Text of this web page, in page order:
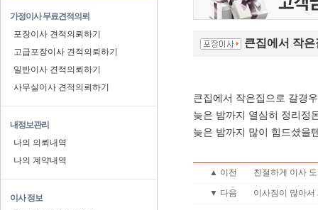
가정이사 무료견적의뢰
포장이사 견적의뢰하기
고급포장이사 견적의뢰하기
일반이사 견적의뢰하기
사무실이사 견적의뢰하기
내정보관리
나의 의뢰내역
나의 계약내역
이사 정보
큰집에서 작
큰집에서 작은집으로 갈경
늦은 밤까지 열심히 정리정
늦은 밤까지 많이 힘드셨을
▲ 이전 친절하게 이사
▼ 다음 이사짐이 많아